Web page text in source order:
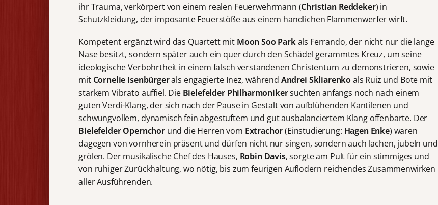
ihr Trauma, verkörpert von einem realen Feuerwehrmann (Christian Reddeker) in
Schutzkleidung, der imposante Feuerstöße aus einem handlichen Flammenwerfer wirft.
Kompetent ergänzt wird das Quartett mit Moon Soo Parkals Ferrando, der nicht nur die lange
Nase besitzt, sondern später auch ein quer durch den Schädel gerammtes Kreuz, um seine
ideologische Verbohrtheit in einem falsch verstandenen Christentum zu demonstrieren, sowie
mit Cornelie Isenbürgerals engagierte Inez, während Andrei Skliarenko als Ruiz und Bote mit
starkem Vibrato auffiel. Die Bielefelder Philharmonikersuchten anfangs noch nach einem
guten Verdi-Klang, der sich nach der Pause in Gestalt von aufblühenden Kantilenen und
schwungvollem, dynamisch fein abgestuftem und gut ausbalanciertem Klang offenbarte. Der
Bielefelder Opernchorund die Herren vom Extrachor(Einstudierung: Hagen Enke) waren
dagegen von vornherein präsent und dürfen nicht nur singen, sondern auch lachen, jubeln und
grölen. Der musikalische Chef des Hauses, Robin Davis, sorgte am Pult für ein stimmiges und
von ruhiger Zurückhaltung, wo nötig, bis zum feurigen Auflodern reichendes Zusammenwirken
aller Ausführenden.